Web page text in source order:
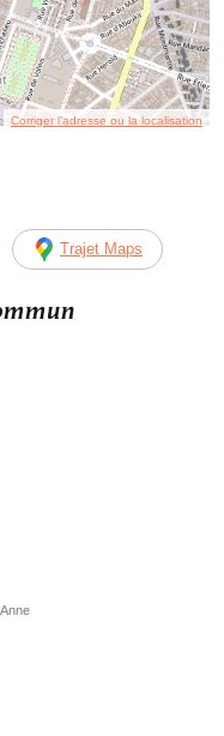
Corriger l’adresse ou la localisation
Trajet Maps